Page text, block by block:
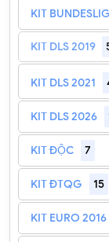
KIT
KIT DLS 2019
KIT DLS 2021
KIT DLS 2026
KIT ĐỘC 7
KIT ĐTQG 15
KIT EURO 2016